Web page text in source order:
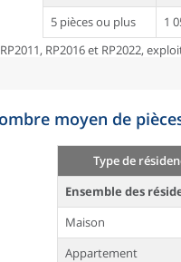
5 pièces ou plus
1
RP2016 et RP2022,
moyen de
Type de
Ensemble des
Maison
Appartement